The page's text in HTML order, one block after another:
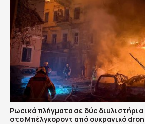
Ρωσικά πλήγματα σε δύο διυλιστήρια
στο Μπέλγκοροντ από ουκρανικό